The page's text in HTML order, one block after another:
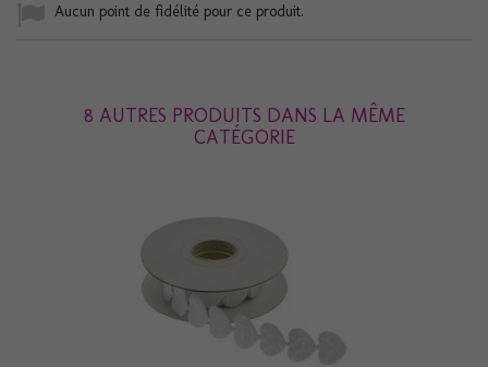
Aucun point de fidélité pour ce produit.
8 AUTRES PRODUITS DANS LA MÊME
CATÉGORIE